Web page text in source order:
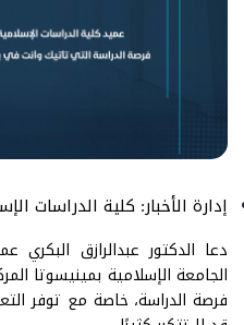
إدارة الأخبار: كلية الدراسات
دعا الدكتور عبدالرازق البكري
الجامعة الإسلامية بمينيسوتا
فرصة الدراسة، خاصة مع توفر